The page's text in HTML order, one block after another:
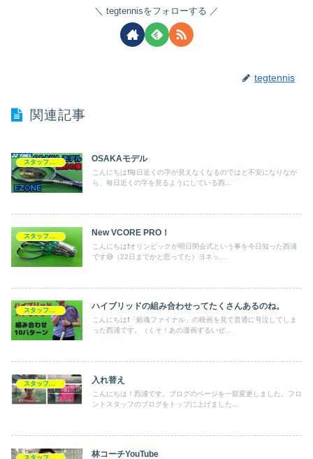
tegtennisをフォローする
tegtennis
関連記事
スタッフブログ OSAKAモデル
こんにちは❗️毎日近くの字が見えなくなるのではと不安になりなが
ら、毎日近くの字を見るようにしている西...
New VCORE PRO！
こんにちは❗️オリンピックが明日閉会式という事を今日知った西浦
です😅（22日までかと思ってた）ヨネッ...
ハイブリッドの組み合わせってたくさんあるのね。
こんにちは❗️「銀魂ファイナル」の映画を見て普通に号泣してしま
った西浦です。（くそ！あの漫画ずるいぜ...
スタッフブログ 入れ替え
こんにちは！西浦です。ブログのページを一部変更しました。フロ
ントスタッフのブログをトップに上げました...
林コーチYouTube